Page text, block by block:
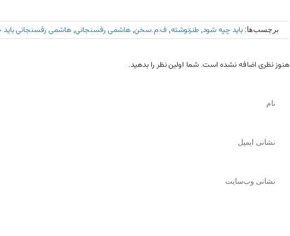
برچسب‌ها: بايد چپه شود طنزنوشته ف.م.سخن هاشمى رفسنجانى هاشمى رفسنجانى بايد
هنوز نظری اضافه نشده است. شما اولین نظر را بدهید.